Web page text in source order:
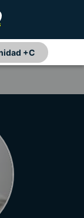
+C